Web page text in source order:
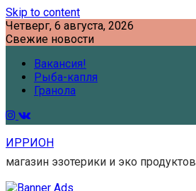
Skip to content
Четверг, 6 августа, 2026
Свежие новости
Вакансия!
Рыба-капля
Гранола
ИРРИОН
магазин эзотерики и эко продуктов